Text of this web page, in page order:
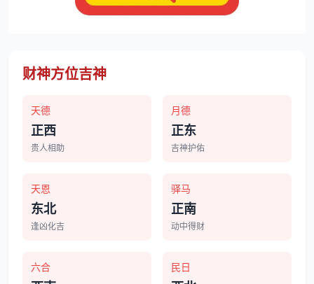
财神方位吉神
天德
正西
贵人相助
月德
正东
吉神护佑
天恩
东北
逢凶化吉
驿马
正南
动中得财
六合 民日